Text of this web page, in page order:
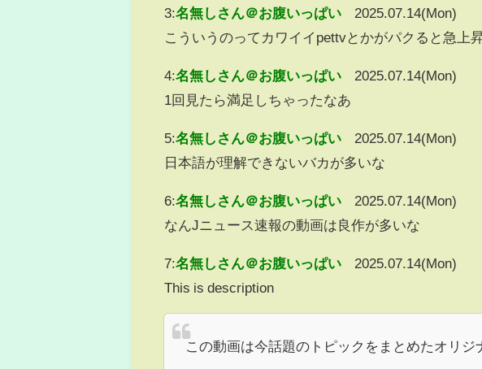
3:名無しさん＠お腹いっぱい
2025.07.14(Mon)
こういうのってカワイイpettvとかがパクると急上
4:名無しさん＠お腹いっぱい
2025.07.14(Mon)
1回見たら満足しちゃったなあ
5:名無しさん＠お腹いっぱい
2025.07.14(Mon)
日本語が理解できないバカが多いな
6:名無しさん＠お腹いっぱい
2025.07.14(Mon)
なんJニュース速報の動画は良作が多いな
7:名無しさん＠お腹いっぱい
2025.07.14(Mon)
This is description
この動画は今話題のトピックをまとめたオリジ